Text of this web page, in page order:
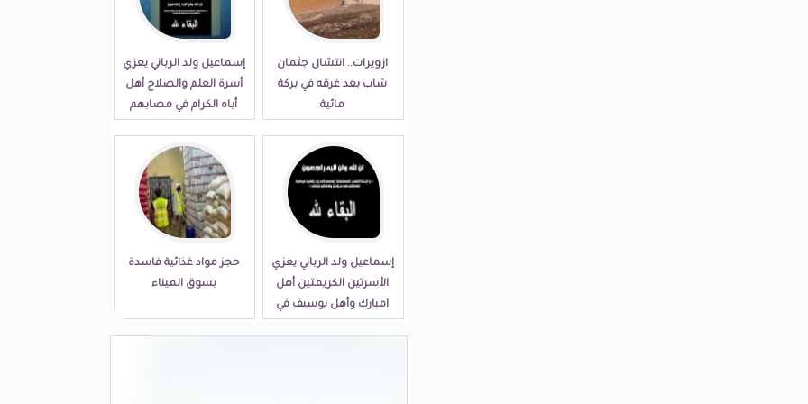
ازويرات.. انتشال جثمان
شاب بعد غرقه في بركة
مائية
إسماعيل ولد الرباني يعزي
أسرة العلم والصلاح أهل
أباه الكرام في مصابهم
إسماعيل ولد الرباني يعزي
الأسرتين الكريمتين أهل
امبارك وأهل بوسيف في
حجز مواد غذائية فاسدة
بسوق الميناء